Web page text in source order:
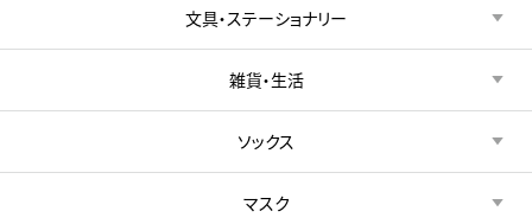
文具・ステーショナリー
雑貨・生活
ソックス
マスク